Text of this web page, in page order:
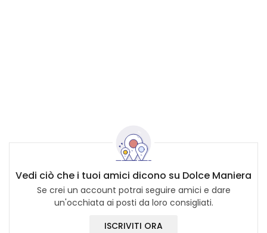
Vedi ciò che i tuoi amici dicono su Dolce Maniera
Se crei un account potrai seguire amici e dare
un'occhiata ai posti da loro consigliati.
ISCRIVITI ORA